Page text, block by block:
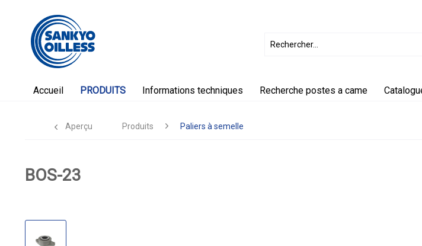
Accueil PRODUITS Informations techniques Recherche postes a came
Aperçu Produits Paliers à semelle
BOS-23